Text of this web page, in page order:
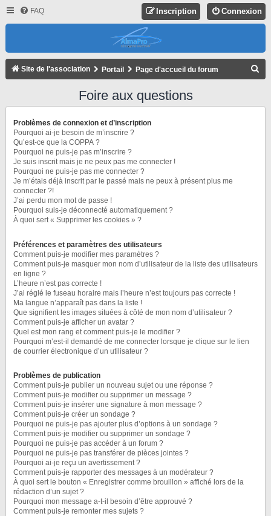
FAQ Connexion
Inscription
Site de l'association Portail Page d'accueil du forum
Foire aux questions
Problèmes de connexion et d’inscription
Pourquoi ai-je besoin de m’inscrire ?
Qu’est-ce que la COPPA ?
Pourquoi ne puis-je pas m’inscrire ?
Je suis inscrit mais je ne peux pas me connecter !
Pourquoi ne puis-je pas me connecter ?
Je m’étais déjà inscrit par le passé mais ne peux à présent plus me
connecter ?!
J’ai perdu mon mot de passe !
Pourquoi suis-je déconnecté automatiquement ?
À quoi sert « Supprimer les cookies » ?
Préférences et paramètres des utilisateurs
Comment puis-je modifier mes paramètres ?
Comment puis-je masquer mon nom d’utilisateur de la liste des utilisateurs
en ligne ?
L’heure n’est pas correcte !
J’ai réglé le fuseau horaire mais l’heure n’est toujours pas correcte !
Ma langue n’apparaît pas dans la liste !
Que signifient les images situées à côté de mon nom d’utilisateur ?
Comment puis-je afficher un avatar ?
Quel est mon rang et comment puis-je le modifier ?
Pourquoi m’est-il demandé de me connecter lorsque je clique sur le lien
de courrier électronique d’un utilisateur ?
Problèmes de publication
Comment puis-je publier un nouveau sujet ou une réponse ?
Comment puis-je modifier ou supprimer un message ?
Comment puis-je insérer une signature à mon message ?
Comment puis-je créer un sondage ?
Pourquoi ne puis-je pas ajouter plus d’options à un sondage ?
Comment puis-je modifier ou supprimer un sondage ?
Pourquoi ne puis-je pas accéder à un forum ?
Pourquoi ne puis-je pas transférer de pièces jointes ?
Pourquoi ai-je reçu un avertissement ?
Comment puis-je rapporter des messages à un modérateur ?
À quoi sert le bouton « Enregistrer comme brouillon » affiché lors de la
rédaction d’un sujet ?
Pourquoi mon message a-t-il besoin d’être approuvé ?
Comment puis-je remonter mes sujets ?